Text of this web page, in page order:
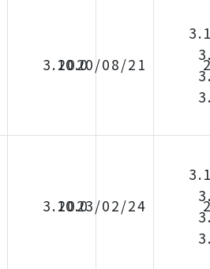
3.10.0
2020/08/21
3.10.0
2023/02/24